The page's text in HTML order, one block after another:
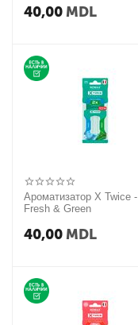
40,00 MDL
Ароматизатор X Twice -
Fresh & Green
40,00 MDL